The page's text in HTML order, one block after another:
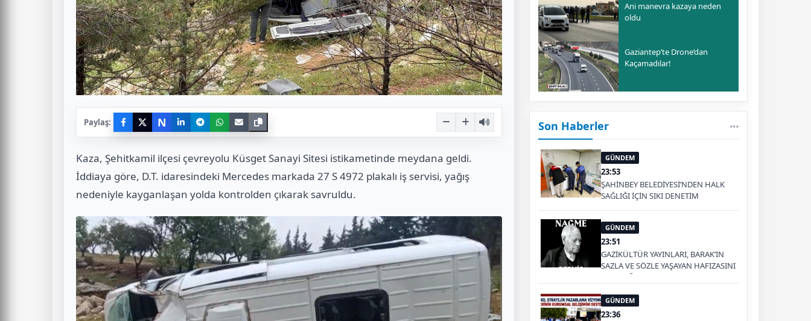
Paylaş: N
Kaza, Şehitkamil ilçesi çevreyolu Küsget Sanayi Sitesi istikametinde meydana geldi.
İddiaya göre, D.T. idaresindeki Mercedes markada 27 S 4972 plakalı iş servisi, yağış
nedeniyle kayganlaşan yolda kontrolden çıkarak savruldu.
Ani manevra kazaya neden
oldu
Gaziantep’te Drone’dan
Kaçamadılar!
Son Haberler
GÜNDEM
23:53
ŞAHİNBEY BELEDİYESİ’NDEN HALK
SAĞLIĞI İÇİN SIKI DENETİM
GÜNDEM
23:51
GAZİKÜLTÜR YAYINLARI, BARAK’IN
SAZLA VE SÖZLE YAŞAYAN HAFIZASINI
GELECEĞE TAŞIYOR
GÜNDEM
23:36